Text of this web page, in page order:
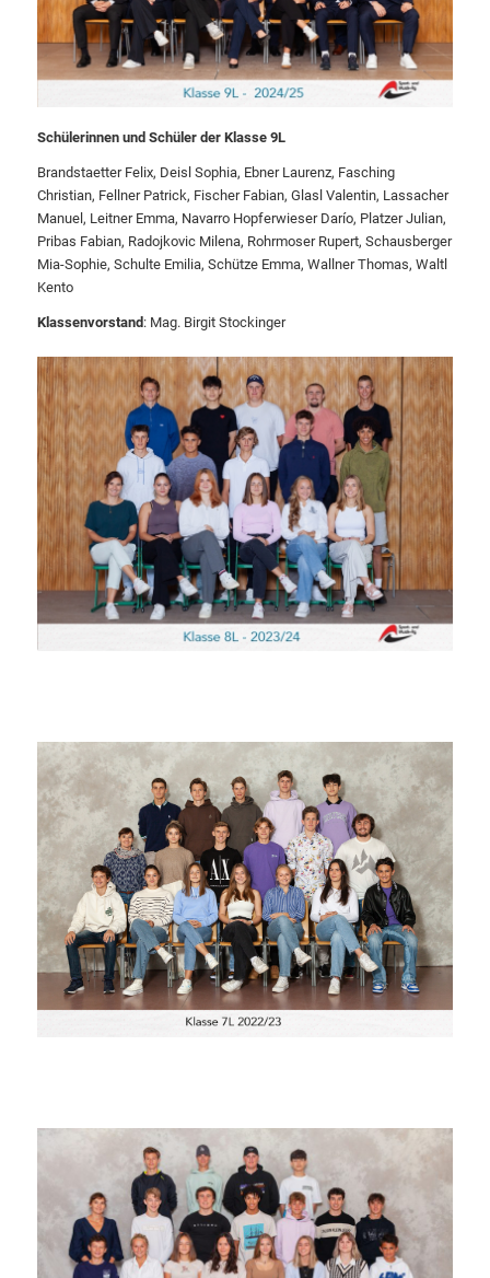
Schülerinnen und Schüler der Klasse 9L
Brandstaetter Felix, Deisl Sophia, Ebner Laurenz, Fasching
Christian, Fellner Patrick, Fischer Fabian, Glasl Valentin, Lassacher
Manuel, Leitner Emma, Navarro Hopferwieser Darío, Platzer Julian,
Pribas Fabian, Radojkovic Milena, Rohrmoser Rupert, Schausberger
Mia-Sophie, Schulte Emilia, Schütze Emma, Wallner Thomas, Waltl
Kento
Klassenvorstand : Mag. Birgit Stockinger